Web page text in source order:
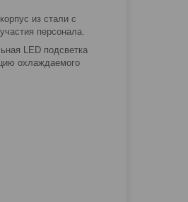
из стали с
персонала.
LED подсветка
охлаждаемого